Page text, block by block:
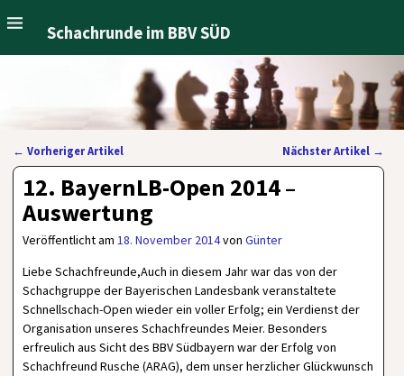
Schachrunde im BBV SÜD
Artikelnavigation
← Vorheriger Artikel Nächster Artikel →
12. BayernLB-Open 2014 –
Auswertung
Veröffentlicht am18. November 2014vonGünter
Liebe Schachfreunde,Auch in diesem Jahr war das von der
Schachgruppe der Bayerischen Landesbank veranstaltete
Schnellschach-Open wieder ein voller Erfolg; ein Verdienst der
Organisation unseres Schachfreundes Meier. Besonders
erfreulich aus Sicht des BBV Südbayern war der Erfolg von
Schachfreund Rusche (ARAG), dem unser herzlicher Glückwunsch